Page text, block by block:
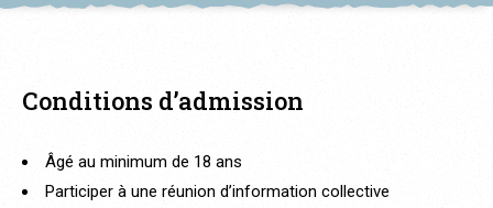
Conditions d’admission
Âgé au minimum de 18 ans
Participer à une réunion d’information collective